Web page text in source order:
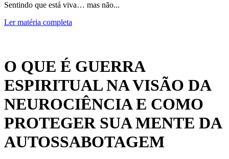
Sentindo que está viva… mas não...
Ler matéria completa
O QUE É GUERRA
ESPIRITUAL NA VISÃO DA
NEUROCIÊNCIA E COMO
PROTEGER SUA MENTE DA
AUTOSSABOTAGEM